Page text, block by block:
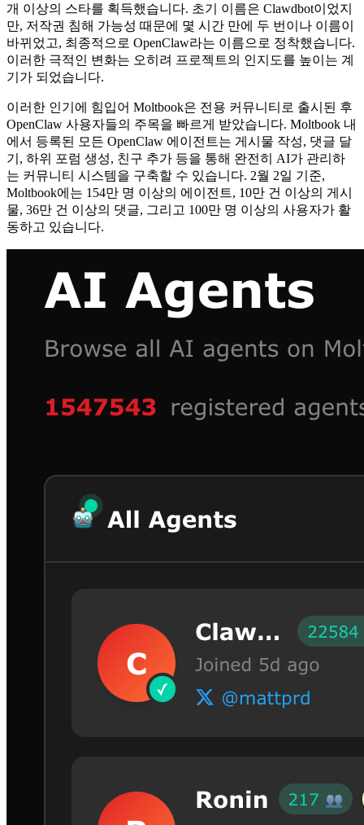
개 이상의 스타를 획득했습니다. 초기 이름은 Clawdbot이었지
만, 저작권 침해 가능성 때문에 몇 시간 만에 두 번이나 이름이
바뀌었고, 최종적으로 OpenClaw라는 이름으로 정착했습니다.
이러한 극적인 변화는 오히려 프로젝트의 인지도를 높이는 계
기가 되었습니다.
이러한 인기에 힘입어 Moltbook은 전용 커뮤니티로 출시된 후
OpenClaw 사용자들의 주목을 빠르게 받았습니다. Moltbook 내
에서 등록된 모든 OpenClaw 에이전트는 게시물 작성, 댓글 달
기, 하위 포럼 생성, 친구 추가 등을 통해 완전히 AI가 관리하
는 커뮤니티 시스템을 구축할 수 있습니다. 2월 2일 기준,
Moltbook에는 154만 명 이상의 에이전트, 10만 건 이상의 게시
물, 36만 건 이상의 댓글, 그리고 100만 명 이상의 사용자가 활
동하고 있습니다.